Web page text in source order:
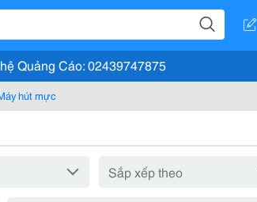
Quảng Cáo: 02439747875
hút mực